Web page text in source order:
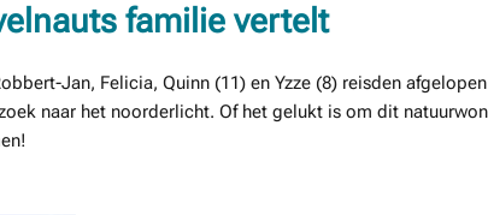
familie vertelt
Jan, Felicia, Quinn (11) en Yzze (8) reisden
naar het noorderlicht. Of het gelukt is om dit